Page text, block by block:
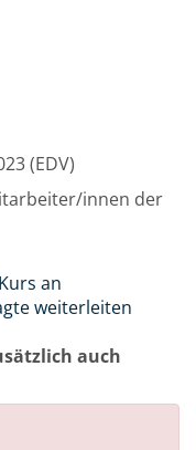
(EDV)
innen der
Kurs an
weiterleiten
auch